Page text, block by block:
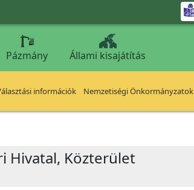
Pázmány Állami kisajátítás
információk Nemzetiségi Önkormányzatok
Hivatal, Közterület